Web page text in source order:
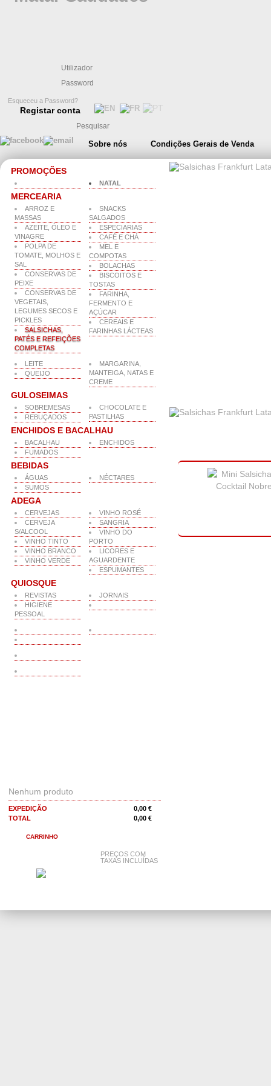
Esqueceu a Password?
Registar conta
Sobre nós Condições Gerais de Venda
PROMOÇÕES
NATAL
MERCEARIA
ARROZ E
MASSAS
AZEITE, ÓLEO E
VINAGRE
POLPA DE
TOMATE, MOLHOS E
SAL
CONSERVAS DE
PEIXE
CONSERVAS DE
VEGETAIS,
LEGUMES SECOS E
PICKLES
SALSICHAS,
PATÉS E REFEIÇÕES
COMPLETAS
SNACKS
SALGADOS
ESPECIARIAS
CAFÉ E CHÁ
MEL E
COMPOTAS
BOLACHAS
BISCOITOS E
TOSTAS
FARINHA,
FERMENTO E
AÇÚCAR
CEREAIS E
FARINHAS LÁCTEAS
LEITE
QUEIJO
MARGARINA,
MANTEIGA, NATAS E
CREME
GULOSEIMAS
SOBREMESAS
REBUÇADOS
CHOCOLATE E
PASTILHAS
ENCHIDOS E BACALHAU
BACALHAU
FUMADOS
ENCHIDOS
BEBIDAS
ÁGUAS
SUMOS
NÉCTARES
ADEGA
CERVEJAS
CERVEJA
S/ALCOOL
VINHO TINTO
VINHO BRANCO
VINHO VERDE
VINHO ROSÉ
SANGRIA
VINHO DO
PORTO
LICORES E
AGUARDENTE
ESPUMANTES
QUIOSQUE
REVISTAS
HIGIENE
PESSOAL
JORNAIS
Nenhum produto
EXPEDIÇÃO
0,00 €
TOTAL
0,00 €
CARRINHO
PREÇOS COM
TAXAS INCLUÍDAS